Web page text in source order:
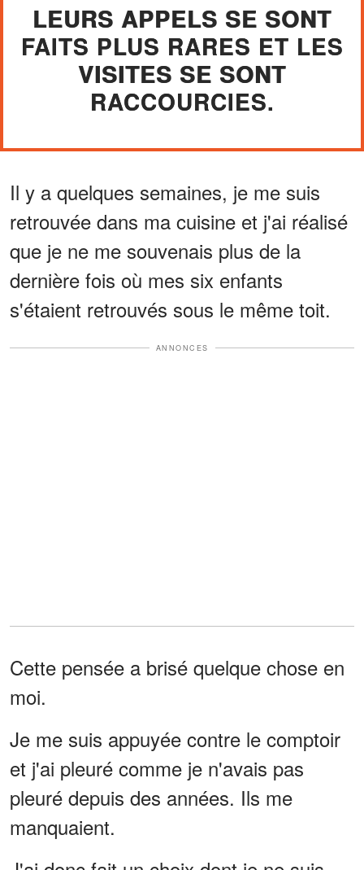
LEURS APPELS SE SONT
FAITS PLUS RARES ET LES
VISITES SE SONT
RACCOURCIES.
Il y a quelques semaines, je me suis
retrouvée dans ma cuisine et j'ai réalisé
que je ne me souvenais plus de la
dernière fois où mes six enfants
s'étaient retrouvés sous le même toit.
ANNONCES
Cette pensée a brisé quelque chose en
moi.
Je me suis appuyée contre le comptoir
et j'ai pleuré comme je n'avais pas
pleuré depuis des années. Ils me
manquaient.